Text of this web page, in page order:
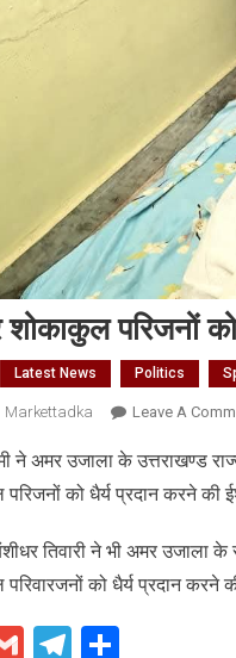
परिजनों
Latest News Politics
Markettadka Leave A
ने अमर उजाला के उत्तराखण्ड
को धैर्य प्रदान करने की
तिवारी ने भी अमर उजाला
को धैर्य प्रदान करने
GmailTelegram